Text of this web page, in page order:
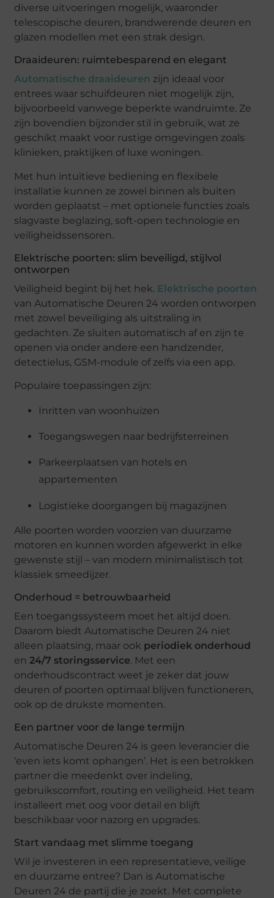
diverse uitvoeringen mogelijk, waaronder
telescopische deuren, brandwerende deuren en
glazen modellen met een strak design.
Draaideuren: ruimtebesparend en elegant
Automatische draaideuren zijn ideaal voor
entrees waar schuifdeuren niet mogelijk zijn,
bijvoorbeeld vanwege beperkte wandruimte. Ze
zijn bovendien bijzonder stil in gebruik, wat ze
geschikt maakt voor rustige omgevingen zoals
klinieken, praktijken of luxe woningen.
Met hun intuïtieve bediening en flexibele
installatie kunnen ze zowel binnen als buiten
worden geplaatst – met optionele functies zoals
slagvaste beglazing, soft-open technologie en
veiligheidssensoren.
Elektrische poorten: slim beveiligd, stijlvol
ontworpen
Veiligheid begint bij het hek. Elektrische poorten
van Automatische Deuren 24 worden ontworpen
met zowel beveiliging als uitstraling in
gedachten. Ze sluiten automatisch af en zijn te
openen via onder andere een handzender,
detectielus, GSM-module of zelfs via een app.
Populaire toepassingen zijn:
Inritten van woonhuizen
Toegangswegen naar bedrijfsterreinen
Parkeerplaatsen van hotels en
appartementen
Logistieke doorgangen bij magazijnen
Alle poorten worden voorzien van duurzame
motoren en kunnen worden afgewerkt in elke
gewenste stijl – van modern minimalistisch tot
klassiek smeedijzer.
Onderhoud = betrouwbaarheid
Een toegangssysteem moet het altijd doen.
Daarom biedt Automatische Deuren 24 niet
alleen plaatsing, maar ook periodiek onderhoud
en24/7 storingsservice. Met een
onderhoudscontract weet je zeker dat jouw
deuren of poorten optimaal blijven functioneren,
ook op de drukste momenten.
Een partner voor de lange termijn
Automatische Deuren 24 is geen leverancier die
‘even iets komt ophangen’. Het is een betrokken
partner die meedenkt over indeling,
gebruikscomfort, routing en veiligheid. Het team
installeert met oog voor detail en blijft
beschikbaar voor nazorg en upgrades.
Start vandaag met slimme toegang
Wil je investeren in een representatieve, veilige
en duurzame entree? Dan is Automatische
Deuren 24 de partij die je zoekt. Met complete